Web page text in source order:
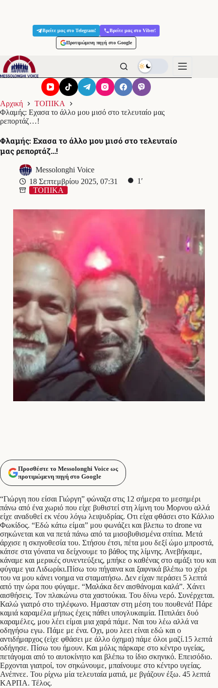
Βρείτε μας στο Telegram! Βρείτε μας στο Viber!
Προτιμώμενη πηγή στο Google
Αρχική
ΤΟΠΙΚΑ
Φλαμής: Εχασα το άλλο μου μισό στο τελευταίο μας
ρεπορτάζ…!
Φλαμής: Εχασα το άλλο μου μισό στο τελευταίο
μας ρεπορτάζ…!
Messolonghi Voice
18 Σεπτεμβρίου 2025, 07:31
1′
ΤΟΠΙΚΑ
Προσθέστε το Messolonghi Voice ως
προτιμώμενη πηγή στο Google
“Γιώργη που είσαι Γιώργη” φώναζα στις 12 σήμερα το μεσημέρι
πάνω από ένα χωριό που είχε βυθιστεί στη λίμνη του Μορνου αλλά
είχε αναδυθεί εκ νέου λόγω λειψυδρίας. Οτι είχα φθάσει στο Κάλλιο
Φωκίδος. “Εδώ κάτω είμαι” μου φωνάζει και βλεπω το drone να
σηκώνεται και να πετά πάνω από τα μισοβυθισμένα σπίτια. Μετά
άρχισε η σκηνοθεσία του. Στήσου έτσι, πέτα μου δεξί ώμο μπροστά,
κάτσε στα γόνατα να δείχνουμε το βάθος της λίμνης. Ανεβήκαμε,
κάναμε και μερικές συνεντεύξεις, μπήκε ο καθένας στο αμάξι του και
φύγαμε για Λιδωρίκι.Πίσω του πήγαινα και ξαφνικά βλέπω το χέρι
του να μου κάνει νοημα να σταματήσω. Δεν είχαν περάσει 5 λεπτά
από την ώρα που φύγαμε. “Μαλάκα δεν αισθάνομαι καλά”. Χάνει
αισθήσεις. Τον πλακώνω στα χαστούκια. Του δίνω νερό. Συνέρχεται.
Καλώ γιατρό στο τηλέφωνο. Ημασταν στη μέση του πουθενά! Πάρε
καμιά καραμέλα μήπως έχεις πάθει υπογλυκαιμία. Πιπιλάει δυό
καραμέλες, μου λέει είμαι μια χαρά πάμε. Ναι του λέω αλλά να
οδηγήσω εγω. Πάμε με ένα. Οχι, μου λεει είναι εδώ και ο
αντιδήμαρχος (είχε φθάσει με άλλο όχημα) πάμε όλοι μαζί.15 λεπτά
οδήγησε. Πίσω του ήμουν. Και μόλις πάρκαρε στο κέντρο υγείας,
πετάγομαι από το αυτοκίνητο και βλέπω το ίδιο σκηνικό. Επεισόδιο.
Ερχονται γιατροί, τον σηκώνουμε, μπαίνουμε στο κέντρο υγείας.
Ανέπνεε. Του ρίχνω μία τελευταία ματιά, με βγάζουν έξω. 45 λεπτά
ΚΑΡΠΑ. Τέλος.